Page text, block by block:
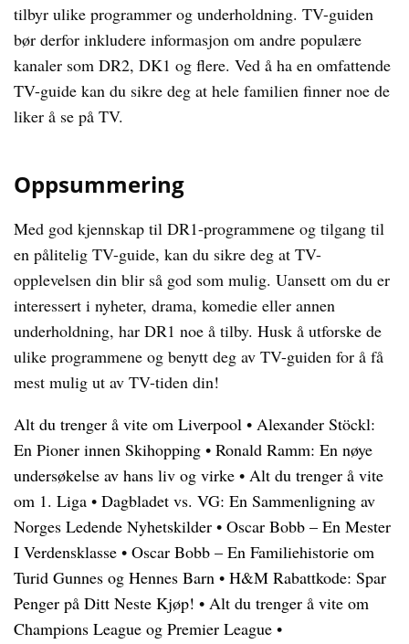
tilbyr ulike programmer og underholdning. TV-guiden
bør derfor inkludere informasjon om andre populære
kanaler som DR2, DK1 og flere. Ved å ha en omfattende
TV-guide kan du sikre deg at hele familien finner noe de
liker å se på TV.
Oppsummering
Med god kjennskap til DR1-programmene og tilgang til
en pålitelig TV-guide, kan du sikre deg at TV-
opplevelsen din blir så god som mulig. Uansett om du er
interessert i nyheter, drama, komedie eller annen
underholdning, har DR1 noe å tilby. Husk å utforske de
ulike programmene og benytt deg av TV-guiden for å få
mest mulig ut av TV-tiden din!
Alt du trenger å vite om Liverpool • Alexander Stöckl:
En Pioner innen Skihopping • Ronald Ramm: En nøye
undersøkelse av hans liv og virke • Alt du trenger å vite
om 1. Liga • Dagbladet vs. VG: En Sammenligning av
Norges Ledende Nyhetskilder • Oscar Bobb – En Mester
I Verdensklasse • Oscar Bobb – En Familiehistorie om
Turid Gunnes og Hennes Barn • H&M Rabattkode: Spar
Penger på Ditt Neste Kjøp! • Alt du trenger å vite om
Champions League og Premier League •